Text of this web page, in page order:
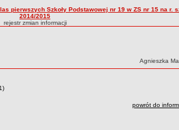
pierwszych Szkoły Podstawowej nr 19 w ZS nr 15 na r.
2014/2015
rejestr zmian informacji
Autor:
Agnieszka
pozycjach
powrót do